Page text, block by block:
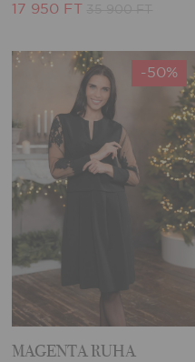
17 950 FT
-50%
MAGENTA RUHA